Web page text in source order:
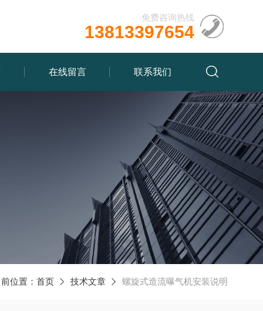
免费咨询热线
13813397654
在线留言 联系我们
位置： 首页 技术文章 螺旋式造流曝气机安装说明